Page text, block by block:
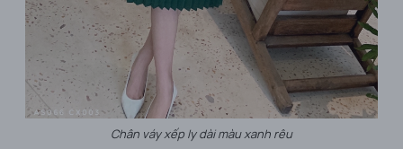
Chân váy xếp ly dài màu xanh rêu